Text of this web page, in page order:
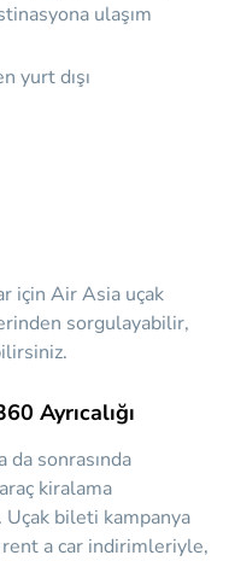
ulaşım
yurt dışı
için Air Asia uçak
sorgulayabilir,
Ayrıcalığı
da sonrasında
kiralama
Uçak bileti kampanya
a car indirimleriyle,